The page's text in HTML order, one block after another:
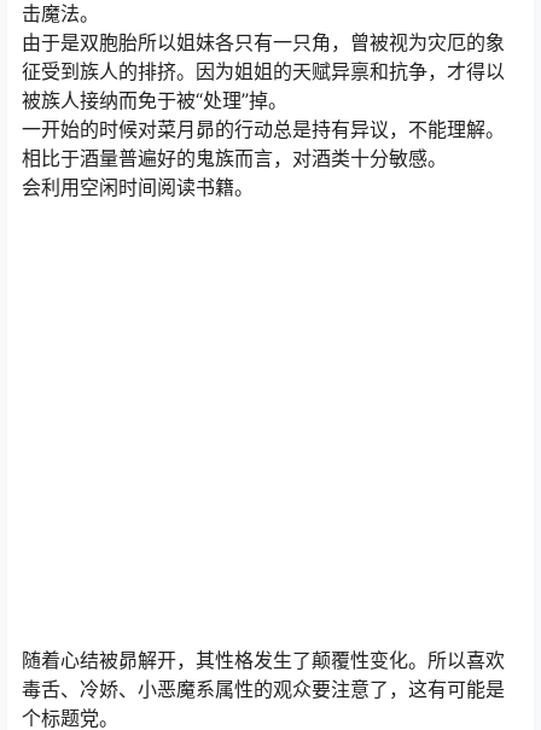
击魔法。
由于是双胞胎所以姐妹各只有一只角，曾被视为灾厄的象
征受到族人的排挤。因为姐姐的天赋异禀和抗争，才得以
被族人接纳而免于被“处理”掉。
一开始的时候对菜月昴的行动总是持有异议，不能理解。
相比于酒量普遍好的鬼族而言，对酒类十分敏感。
会利用空闲时间阅读书籍。
随着心结被昴解开，其性格发生了颠覆性变化。所以喜欢
毒舌、冷娇、小恶魔系属性的观众要注意了，这有可能是
个标题党。